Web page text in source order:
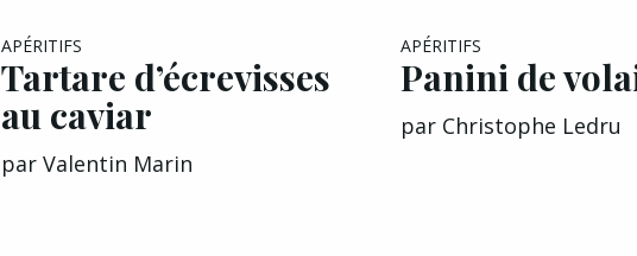
APÉRITIFS
Tartare d’écrevisses
au caviar
par Valentin Marin
APÉRITIFS
Panini de
par Christophe Ledru